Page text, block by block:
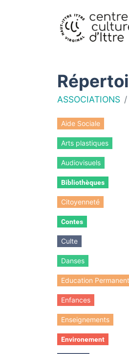
ASSOCIATIONS
Aide Sociale
Arts plastiques
Audiovisuels
Bibliothèques
Citoyenneté
Contes
Culte
Danses
Education
Enfances
Enseignements
Environement